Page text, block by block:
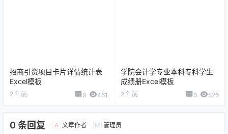
招商引资项目卡片详情统计表
Excel模板
2 年前 0 461
学院会计学专业本科专科学生
成绩册Excel模板
2 年前 0 526
0 条回复 A 文章作者 M 管理员